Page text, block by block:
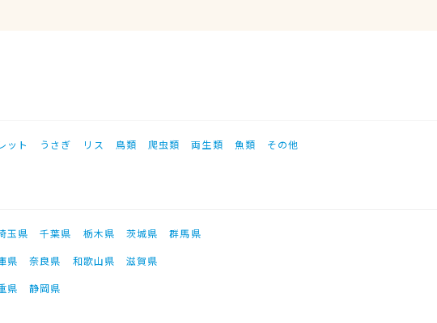
ット うさぎ リス 鳥類 爬虫類 両生類 魚類 その他
玉県 千葉県 栃木県 茨城県
群馬県
県 奈良県 和歌山県
滋賀県
県
静岡県